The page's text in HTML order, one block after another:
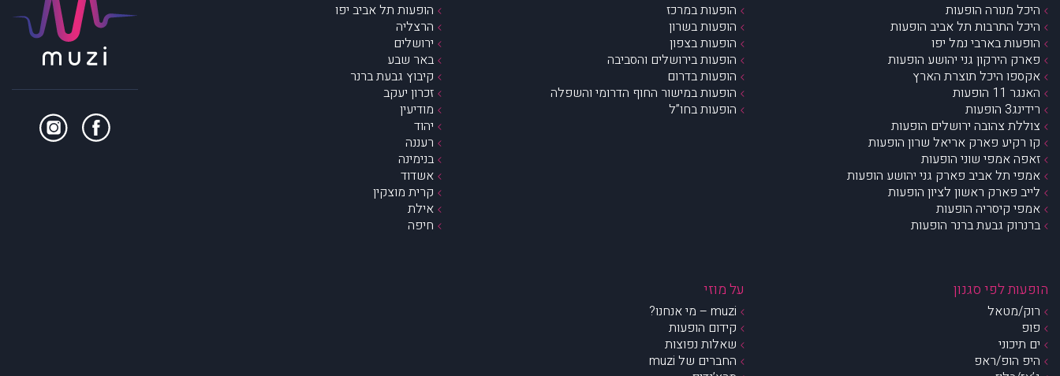
היכל מנורה הופעות
היכל התרבות תל אביב הופעות
הופעות בארבי נמל יפו
פארק הירקון גני יהושע הופעות
אקספו היכל תוצרת הארץ
האנגר 11 הופעות
רידינג3 הופעות
צוללת צהובה ירושלים הופעות
קו רקיע פארק אריאל שרון הופעות
זאפה אמפי שוני הופעות
אמפי תל אביב פארק גני יהושע הופעות
לייב פארק ראשון לציון הופעות
אמפי קיסריה הופעות
ברנרוק גבעת ברנר הופעות
הופעות במרכז
הופעות בשרון
הופעות בצפון
הופעות בירושלים והסביבה
הופעות בדרום
הופעות במישור החוף הדרומי והשפלה
הופעות בחו”ל
הופעות תל אביב יפו
הרצליה
ירושלים
באר שבע
קיבוץ גבעת ברנר
זכרון יעקב
מודיעין
יהוד
רעננה
בנימינה
אשדוד
קרית מוצקין
אילת
חיפה
הופעות לפי סגנון
רוק/מטאל
פופ
ים תיכוני
היפ הופ/ראפ
על מוזי
muzi – מי אנחנו?
קידום הופעות
שאלות נפוצות
החברים של muzi